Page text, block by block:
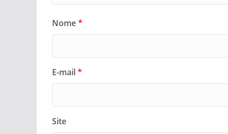
Nome*
E-mail*
Site